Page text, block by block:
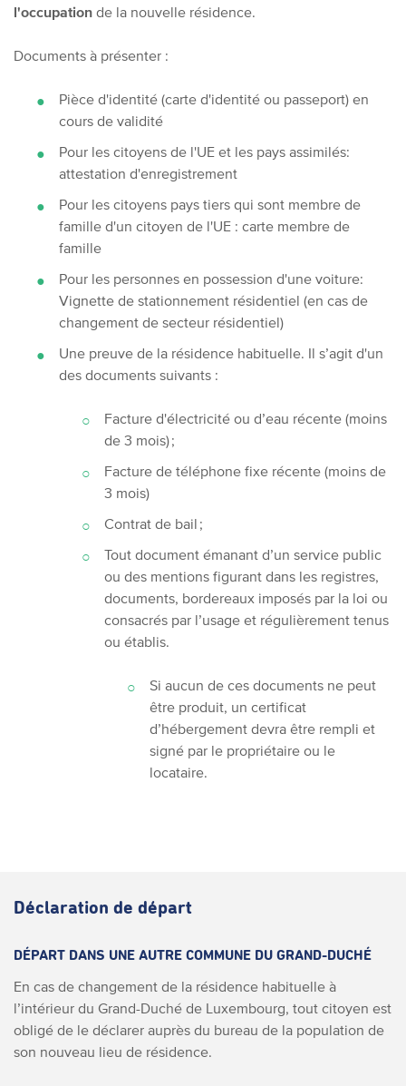
l'occupation de la nouvelle résidence.
Documents à présenter :
Pièce d'identité (carte d'identité ou passeport) en
cours de validité
Pour les citoyens de l'UE et les pays assimilés:
attestation d'enregistrement
Pour les citoyens pays tiers qui sont membre de
famille d'un citoyen de l'UE : carte membre de
famille
Pour les personnes en possession d'une voiture:
Vignette de stationnement résidentiel (en cas de
changement de secteur résidentiel)
Une preuve de la résidence habituelle. Il s’agit d'un
des documents suivants :
Facture d'électricité ou d’eau récente (moins
de 3 mois) ;
Facture de téléphone fixe récente (moins de
3 mois)
Contrat de bail ;
Tout document émanant d’un service public
ou des mentions figurant dans les registres,
documents, bordereaux imposés par la loi ou
consacrés par l’usage et régulièrement tenus
ou établis.
Si aucun de ces documents ne peut
être produit, un certificat
d’hébergement devra être rempli et
signé par le propriétaire ou le
locataire.
Déclaration de départ
DÉPART DANS UNE AUTRE COMMUNE DU GRAND-DUCHÉ
En cas de changement de la résidence habituelle à
l’intérieur du Grand-Duché de Luxembourg, tout citoyen est
obligé de le déclarer auprès du bureau de la population de
son nouveau lieu de résidence.